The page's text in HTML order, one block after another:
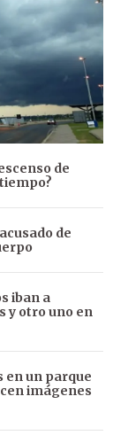
de
de
iban a
y otro uno en
en un parque
imágenes